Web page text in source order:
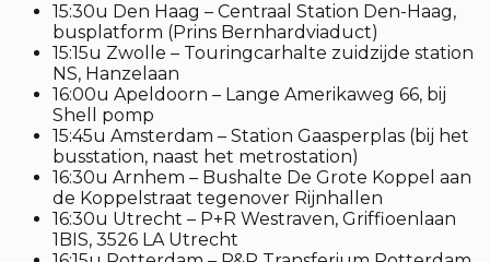
15:30u Den Haag – Centraal Station Den-Haag,
busplatform (Prins Bernhardviaduct)
15:15u Zwolle – Touringcarhalte zuidzijde station
NS, Hanzelaan
16:00u Apeldoorn – Lange Amerikaweg 66, bij
Shell pomp
15:45u Amsterdam – Station Gaasperplas (bij het
busstation, naast het metrostation)
16:30u Arnhem – Bushalte De Grote Koppel aan
de Koppelstraat tegenover Rijnhallen
16:30u Utrecht – P+R Westraven, Griffioenlaan
1BIS, 3526 LA Utrecht